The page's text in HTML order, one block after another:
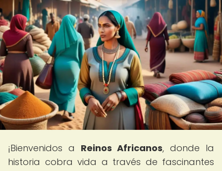
¡Bienvenidos a Reinos Africanos, donde la
historia cobra vida a través de fascinantes